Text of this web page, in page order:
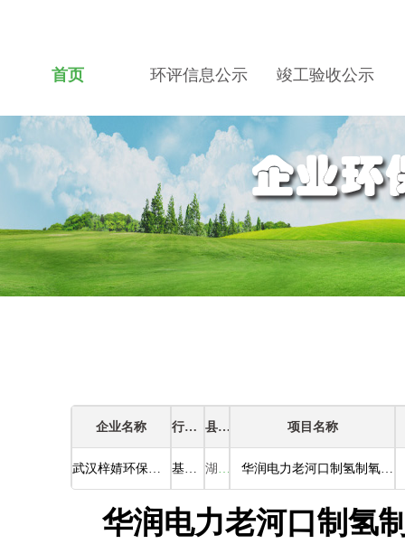
首页 环评信息公示 竣工验收公示
关于我们 招贤纳士
企业名称 行业类别 县区 项目名称
武汉梓婧环保科技有限公司 基础化学原料制造 湖北省襄阳市老河口市 华润电力老河口制氢制氧科技研发项目暨制氢系统实验室环境影响评价信息第一次公示
华润电力老河口制氢